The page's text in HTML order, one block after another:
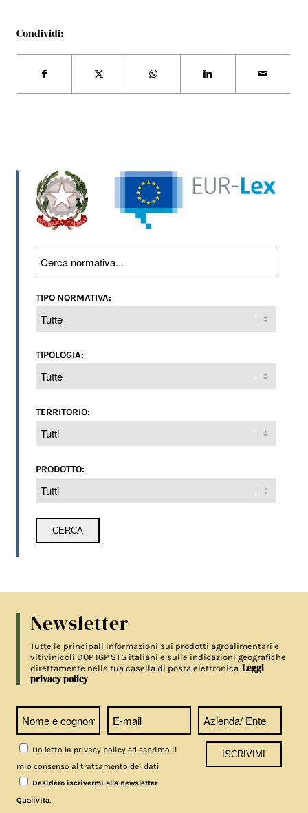
Condividi:
TIPO NORMATIVA:
TIPOLOGIA:
TERRITORIO:
PRODOTTO:
Newsletter
Tutte le principali informazioni sui prodotti agroalimentari e
vitivinicoli DOP IGP STG italiani e sulle indicazioni geografiche
direttamente nella tua casella di posta elettronica.Leggi
privacy policy
Ho letto la privacy policy ed esprimo il
mio consenso al trattamento dei dati
Desidero iscrivermi alla newsletter
Qualivita.